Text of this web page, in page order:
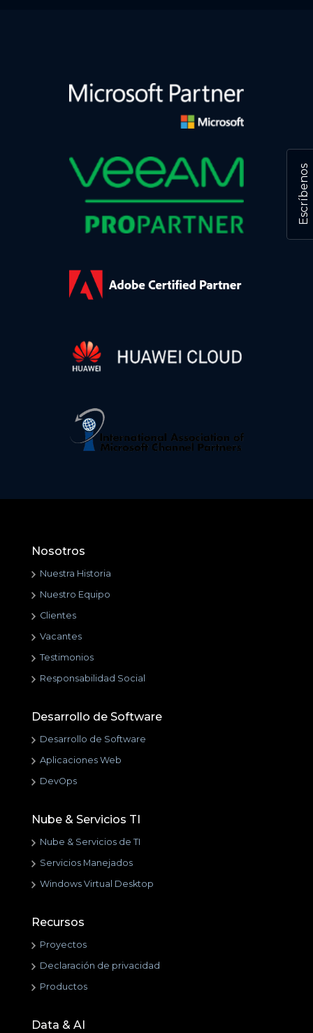
Escríbenos
Nosotros
Nuestra Historia
Nuestro Equipo
Clientes
Vacantes
Testimonios
Responsabilidad Social
Desarrollo de Software
Desarrollo de Software
Aplicaciones Web
DevOps
Nube & Servicios TI
Nube & Servicios de TI
Servicios Manejados
Windows Virtual Desktop
Recursos
Proyectos
Declaración de privacidad
Productos
Data & AI